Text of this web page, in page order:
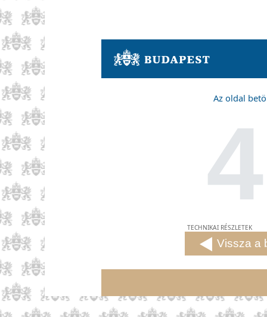
Az oldal
TECHNIKAI RÉSZLETEK
Vissza a